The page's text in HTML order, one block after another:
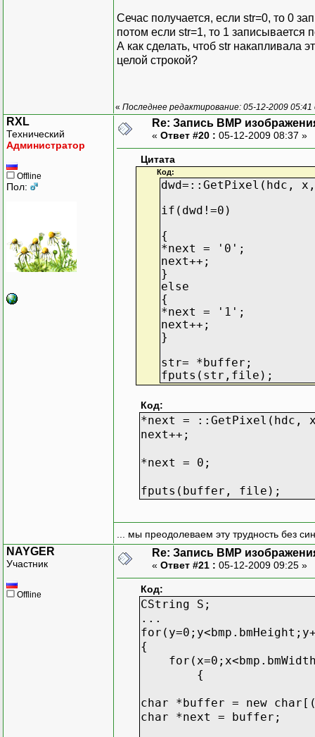
str= *buffer;
fputs(str,file);
}
}
Сечас получается, если str=0, то 0
потом если str=1, то 1 записывается
А как сделать, чтоб str накапливала
целой строкой?
« Последнее редактирование: 05-12-2009
RXL
Технический
Администратор
Offline
Пол:
Re: Запись BMP
« Ответ #20 : 05-12-2009 08:37 »
Цитата
Код:
dwd=::GetPixel(hdc,
if(dwd!=0)
{
*next = '0';
next++;
}
else
{
*next = '1';
next++;
}
str= *buffer;
fputs(str,file);
Код:
*next =
next++;
*next = 0;
fputs(buffer, file);
... мы преодолеваем эту трудность без
NAYGER
Участник
Offline
Re: Запись BMP
« Ответ #21 : 05-12-2009 09:25 »
Код:
CString S;
...
{
{
char *buffer = new
char *next = buffer;